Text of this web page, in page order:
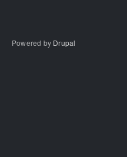
Powered by Drupal